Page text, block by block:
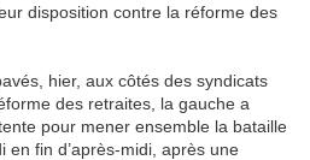
disposition contre la réforme des
hier, aux côtés des syndicats
des retraites, la gauche a
pour mener ensemble la bataille
en fin d’après-midi, après une